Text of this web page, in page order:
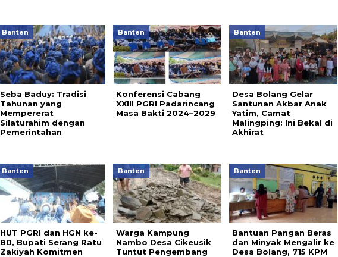
Banten
Seba Baduy: Tradisi
Tahunan yang
Mempererat
Silaturahim dengan
Pemerintahan
Banten
Konferensi Cabang
XXIII PGRI Padarincang
Masa Bakti 2024–2029
Banten
Desa Bolang Gelar
Santunan Akbar Anak
Yatim, Camat
Malingping: Ini Bekal di
Akhirat
Banten
HUT PGRI dan HGN ke-
80, Bupati Serang Ratu
Zakiyah Komitmen
Banten
Warga Kampung
Nambo Desa Cikeusik
Tuntut Pengembang
Banten
Bantuan Pangan Beras
dan Minyak Mengalir ke
Desa Bolang, 715 KPM